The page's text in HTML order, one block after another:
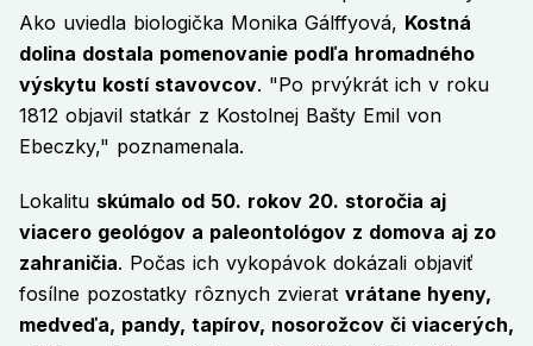
Ako uviedla biologička Monika Gálffyová, Kostná
dolina dostala pomenovanie podľa hromadného
výskytu kostí stavovcov. "Po prvýkrát ich v roku
1812 objavil statkár z Kostolnej Bašty Emil von
Ebeczky," poznamenala.
Lokalitu skúmalo od 50. rokov 20. storočia aj
viacero geológov a paleontológov z domova aj zo
zahraničia. Počas ich vykopávok dokázali objaviť
fosílne pozostatky rôznych zvierat vrátane hyeny,
medveďa, pandy, tapírov, nosorožcov či viacerých,